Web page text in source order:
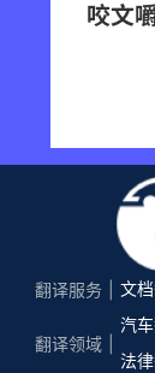
咬文
翻译服务 文
翻译领域
汽
法